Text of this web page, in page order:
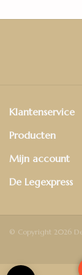
Klantenservice
Producten
Mijn account
De Legexpress
© Copyright 2026